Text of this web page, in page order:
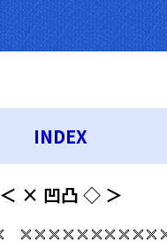
INDEX
＜ × 凹凸 ◇ ＞